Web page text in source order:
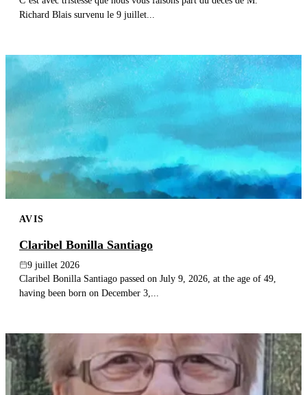
Richard Blais survenu le 9 juillet...
AVIS
Claribel Bonilla Santiago
9 juillet 2026
Claribel Bonilla Santiago passed on July 9, 2026, at the age of 49,
having been born on December 3,...